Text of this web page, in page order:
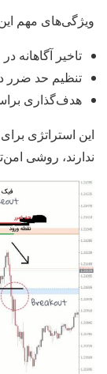
ویژگی‌های مهم
تاخیر آگاهانه
تنظیم حد ضرر
هدف‌گذاری
این استراتژی
ندارند، روشی